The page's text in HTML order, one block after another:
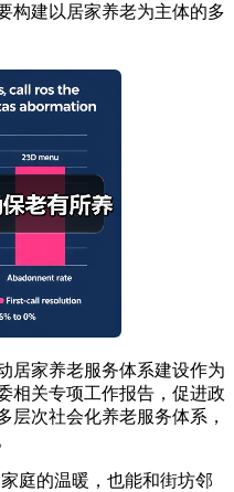
构建以居家养老为主体的多
居家养老服务体系建设作为
相关专项工作报告，促进政
层次社会化养老服务体系，
庭的温暖，也能和街坊邻